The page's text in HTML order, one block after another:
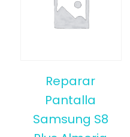
Reparar
Pantalla
Samsung S8